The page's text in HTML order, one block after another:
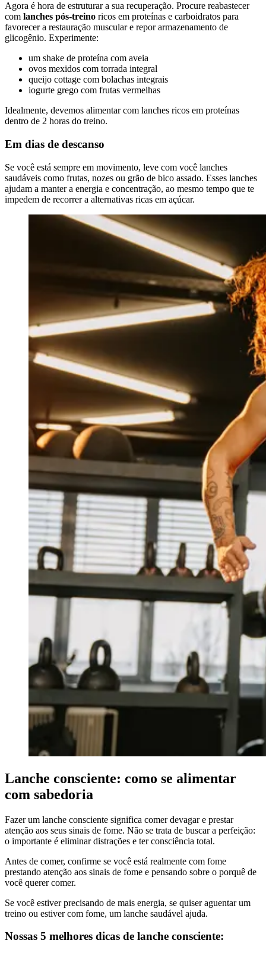
Agora é hora de estruturar a sua recuperação. Procure reabastecer
com lanches pós-treino ricos em proteínas e carboidratos para
favorecer a restauração muscular e repor armazenamento de
glicogênio. Experimente:
um shake de proteína com aveia
ovos mexidos com torrada integral
queijo cottage com bolachas integrais
iogurte grego com frutas vermelhas
Idealmente, devemos alimentar com lanches ricos em proteínas
dentro de 2 horas do treino.
Em dias de descanso
Se você está sempre em movimento, leve com você lanches
saudáveis como frutas, nozes ou grão de bico assado. Esses lanches
ajudam a manter a energia e concentração, ao mesmo tempo que te
impedem de recorrer a alternativas ricas em açúcar.
Lanche consciente: como se alimentar
com sabedoria
Fazer um lanche consciente significa comer devagar e prestar
atenção aos seus sinais de fome. Não se trata de buscar a perfeição:
o importante é eliminar distrações e ter consciência total.
Antes de comer, confirme se você está realmente com fome
prestando atenção aos sinais de fome e pensando sobre o porquê de
você querer comer.
Se você estiver precisando de mais energia, se quiser aguentar um
treino ou estiver com fome, um lanche saudável ajuda.
Nossas 5 melhores dicas de lanche consciente: